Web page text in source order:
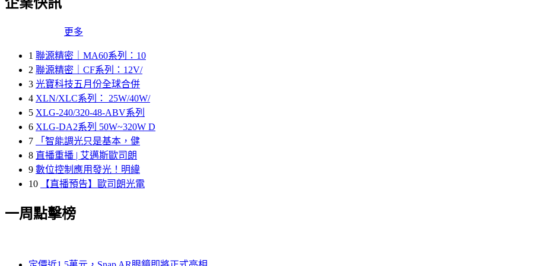
更多
1 聯源精密｜MA60系列：10
2 聯源精密｜CF系列：12V/
3 光寶科技五月份全球合併
4 XLN/XLC系列： 25W/40W/
5 XLG-240/320-48-ABV系列
6 XLG-DA2系列 50W~320W D
7
「智能調光只是基本，健
8 直播重播 | 艾邁斯歐司朗
9 數位控制應用發光！明緯
10
【直播預告】歐司朗光電
一周點擊榜